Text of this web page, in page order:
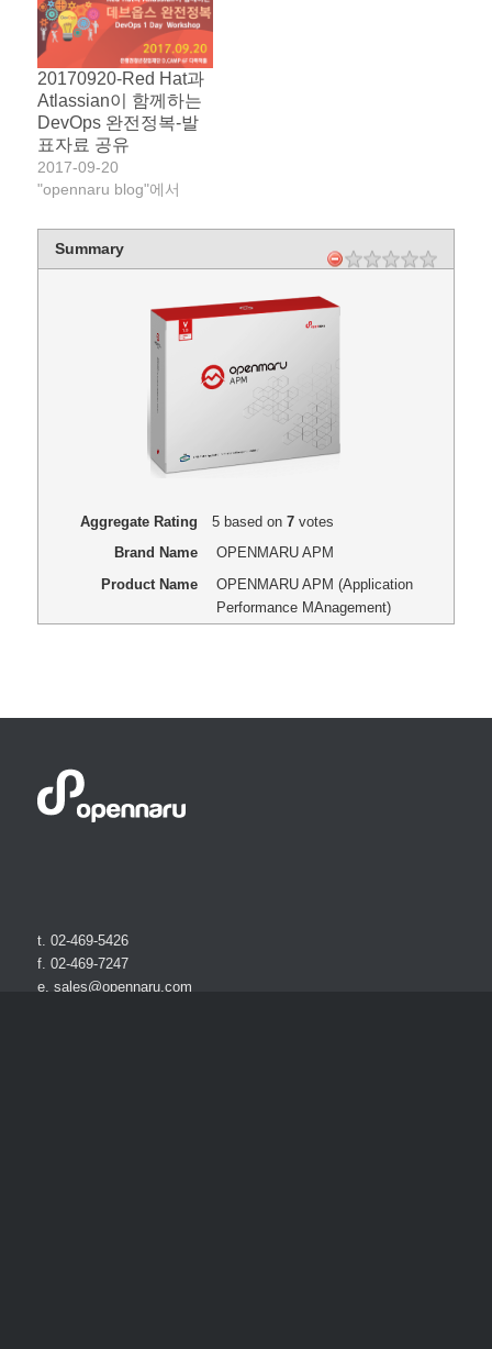
20170920-Red Hat과
Atlassian이 함께하는
DevOps 완전정복-발
표자료 공유
2017-09-20
"opennaru blog"에서
Summary
Aggregate Rating 5based on 7votes
Brand Name
OPENMARU APM
Product Name
OPENMARU APM (Application
Performance MAnagement)
t. 02-469-5426
f. 02-469-7247
e. sales@opennaru.com